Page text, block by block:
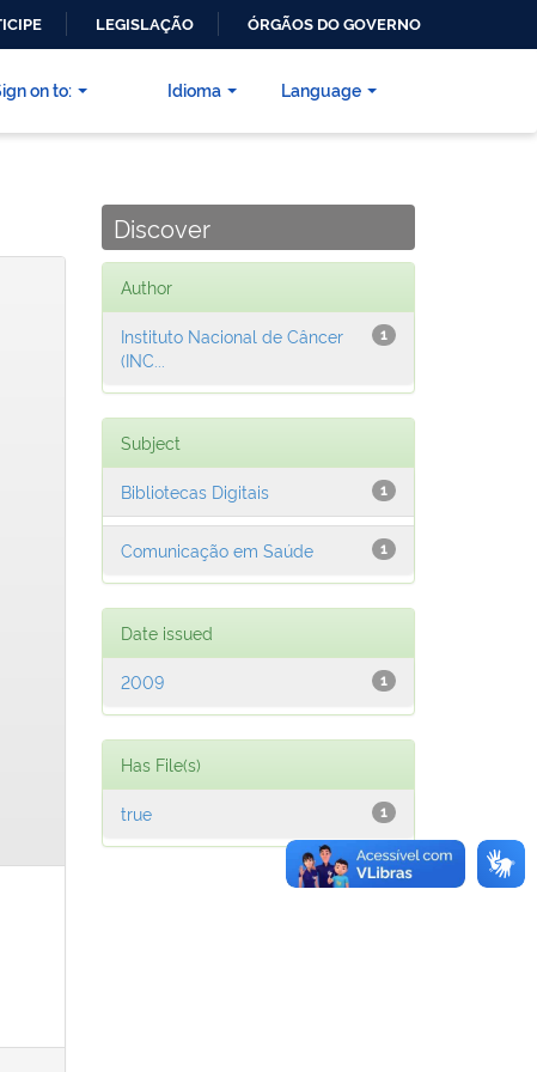
LEGISLAÇÃO ÓRGÃOS DO GOVERNO
Language
on to: Idioma
Discover
Author
1
Instituto Nacional de Câncer
(INC...
Subject
1
Bibliotecas Digitais
1
Comunicação em Saúde
Date issued
1
2009
Has File(s)
1
true